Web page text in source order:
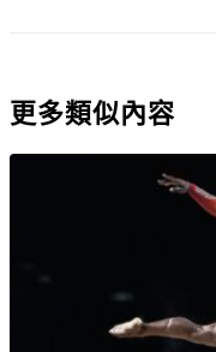
更多類似內容